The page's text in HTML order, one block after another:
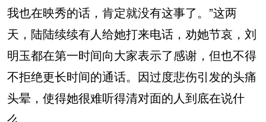
我也在映秀的话，肯定就没有这事了。”这两
天，陆陆续续有人给她打来电话，劝她节哀，刘
明玉都在第一时间向大家表示了感谢，但也不得
不拒绝更长时间的通话。因过度悲伤引发的头痛
头晕，使得她很难听得清对面的人到底在说什